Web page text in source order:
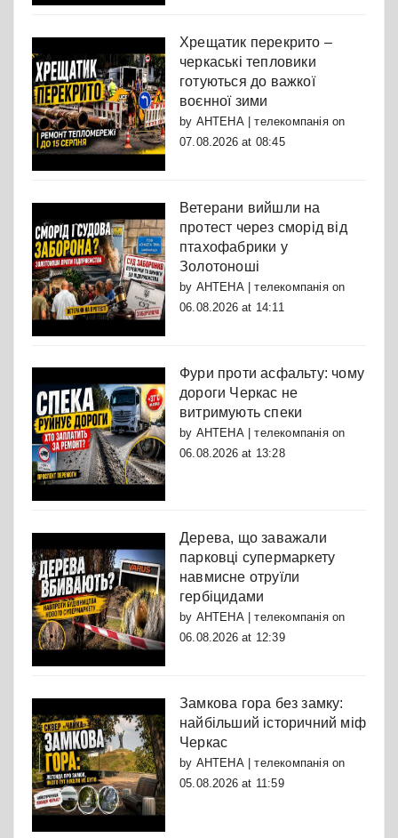
Хрещатик перекрито –
черкаські тепловики
готуються до важкої
воєнної зими
by АНТЕНА | телекомпаніяon
07.08.2026 at 08:45
Ветерани вийшли на
протест через сморід від
птахофабрики у
Золотоноші
by АНТЕНА | телекомпаніяon
06.08.2026 at 14:11
Фури проти асфальту: чому
дороги Черкас не
витримують спеки
by АНТЕНА | телекомпаніяon
06.08.2026 at 13:28
Дерева, що заважали
парковці супермаркету
навмисне отруїли
гербіцидами
by АНТЕНА | телекомпаніяon
06.08.2026 at 12:39
Замкова гора без замку:
найбільший історичний міф
Черкас
by АНТЕНА | телекомпаніяon
05.08.2026 at 11:59